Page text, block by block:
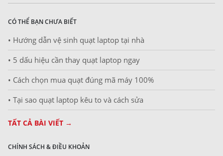
CÓ THỂ BẠN CHƯA BIẾT
• Hướng dẫn vệ sinh quạt laptop tại nhà
• 5 dấu hiệu cần thay quạt laptop ngay
• Cách chọn mua quạt đúng mã máy 100%
• Tại sao quạt laptop kêu to và cách sửa
TẤT CẢ BÀI VIẾT →
CHÍNH SÁCH & ĐIỀU KHOẢN